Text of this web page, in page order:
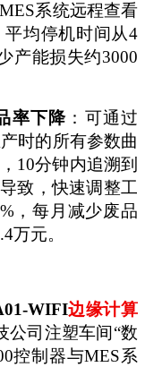
MES系统远程查看
均停机时间从4
产能损失约3000
率下降 ：可通过
时的所有参数曲
10分钟内追溯到
致，快速调整工
，每月减少废品
万元。
WIFI边缘计算
公司注塑车间 “数
控制器与MES系